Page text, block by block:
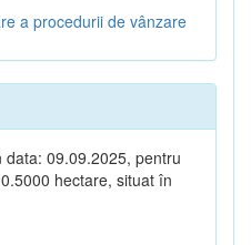
a procedurii de vânzare
data: 09.09.2025, pentru
hectare, situat în